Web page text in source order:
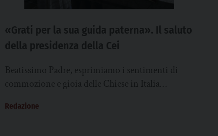
«Grati per la sua guida paterna». Il saluto
della presidenza della Cei
Beatissimo Padre, esprimiamo i sentimenti di
commozione e gioia delle Chiese in Italia
Soglio Pontificio....
Redazione